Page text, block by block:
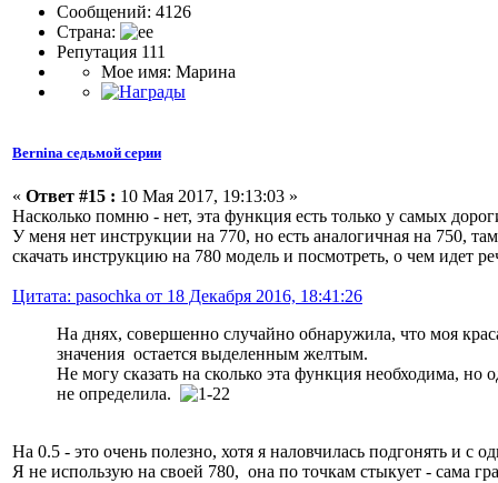
Сообщений: 4126
Страна:
Репутация 111
Мое имя: Марина
Bernina седьмой серии
« Ответ #15 : 10 Мая 2017, 19:13:03 »
Насколько помню - нет, эта функция есть только у самых
У меня нет инструкции на 770, но есть аналогичная на 750,
скачать инструкцию на 780 модель и посмотреть, о чем идет
Цитата: pasochka от 18 Декабря 2016, 18:41:26
На днях, совершенно случайно обнаружила, что моя
значения остается выделенным желтым.
Не могу сказать на сколько эта функция необходима,
не определила.
На 0.5 - это очень полезно, хотя я наловчилась подгонять и с
Я не использую на своей 780, она по точкам стыкует - сама